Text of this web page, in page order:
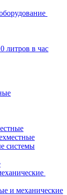
литров в час
системы
и механические